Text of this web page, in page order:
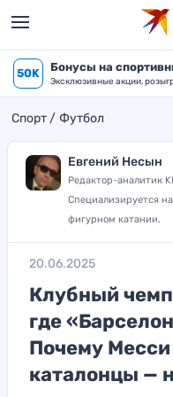
50K Бонусы на
Эксклюзивные акции,
Спорт Футбол
Евгений Несын
Редактор-аналитик
Специализируется
фигурном катании.
20.06.2025
Клубный
где
Почему Месси
каталонцы —